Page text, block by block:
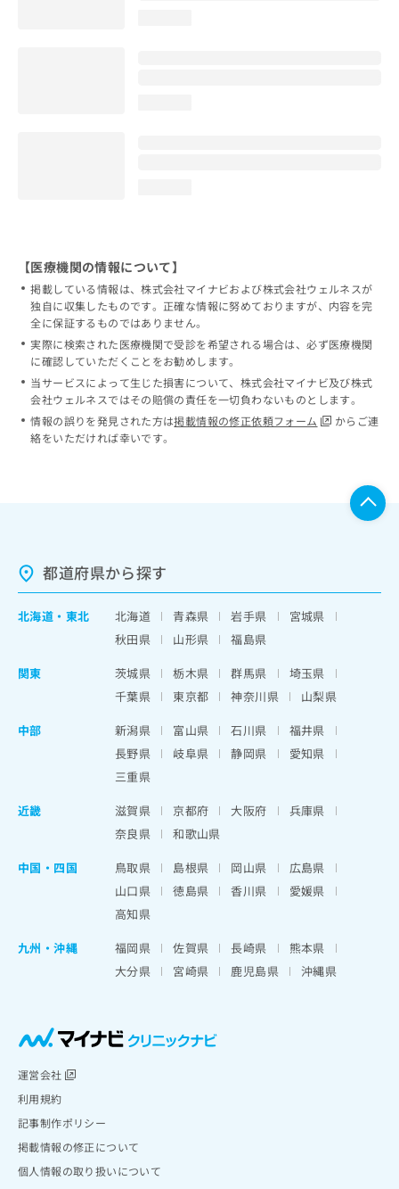
【医療機関の情報について】
掲載している情報は、株式会社マイナビおよび株式会社ウェルネスが
独自に収集したものです。正確な情報に努めておりますが、内容を完
全に保証するものではありません。
実際に検索された医療機関で受診を希望される場合は、必ず医療機関
に確認していただくことをお勧めします。
当サービスによって生じた損害について、株式会社マイナビ及び株式
会社ウェルネスではその賠償の責任を一切負わないものとします。
情報の誤りを発見された方は掲載情報の修正依頼フォーム
からご連
絡をいただければ幸いです。
都道府県から探す
北海道 ・ 東北 北海道 青森県 岩手県
宮城県
秋田県
山形県
福島県
関東
茨城県 栃木県 群馬県
埼玉県
千葉県
東京都 神奈川県
山梨県
中部
新潟県 富山県 石川県
福井県
長野県
岐阜県 静岡県
愛知県
三重県
近畿
滋賀県 京都府 大阪府
兵庫県
奈良県
和歌山県
中国・四国
鳥取県 島根県 岡山県
広島県
山口県
徳島県 香川県
愛媛県
高知県
九州・沖縄
福岡県 佐賀県 長崎県
熊本県
大分県
宮崎県 鹿児島県 沖縄県
運営会社
利用規約
記事制作ポリシー
掲載情報の修正について
個人情報の取り扱いについて